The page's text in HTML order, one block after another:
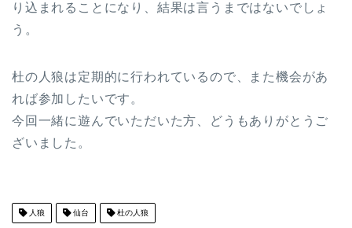
り込まれることになり、結果は言うまではないでしょ
う。
杜の人狼は定期的に行われているので、また機会があ
れば参加したいです。
今回一緒に遊んでいただいた方、どうもありがとうご
ざいました。
人狼 仙台 杜の人狼